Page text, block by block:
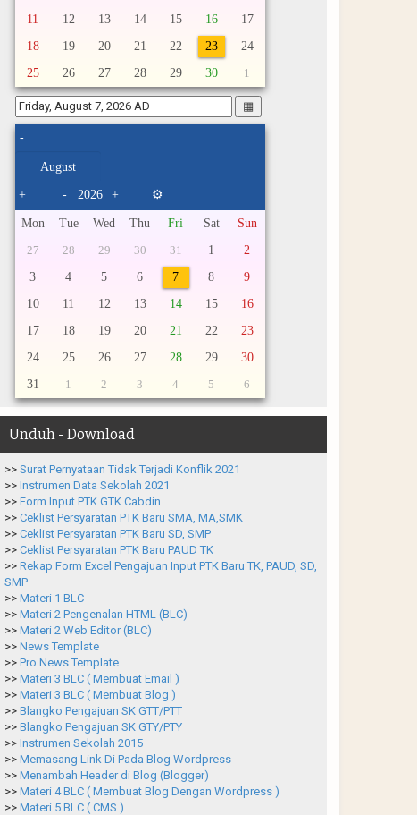
11
12 13 14 15 16
17
18
19 20 21 22 23
24
25
26 27 28 29 30 1
▦
-
+ - + ⚙
Mon Tue Wed Thu Fri Sat Sun
27 28 29 30 31 1
2
3
4 5 6 7 8
9
10
11 12 13 14 15
16
17
18 19 20 21 22
23
24
25 26 27 28 29
30
31
1 2 3 4 5 6
Unduh - Download
>> Surat Pernyataan Tidak Terjadi Konflik 2021
>> Instrumen Data Sekolah 2021
>> Form Input PTK GTK Cabdin
>> Ceklist Persyaratan PTK Baru SMA, MA,SMK
>> Ceklist Persyaratan PTK Baru SD, SMP
>> Ceklist Persyaratan PTK Baru PAUD TK
>> Rekap Form Excel Pengajuan Input PTK Baru TK, PAUD, SD,
SMP
>> Materi 1 BLC
>> Materi 2 Pengenalan HTML (BLC)
>> Materi 2 Web Editor (BLC)
>> News Template
>> Pro News Template
>> Materi 3 BLC ( Membuat Email )
>> Materi 3 BLC ( Membuat Blog )
>> Blangko Pengajuan SK GTT/PTT
>> Blangko Pengajuan SK GTY/PTY
>> Instrumen Sekolah 2015
>> Memasang Link Di Pada Blog Wordpress
>> Menambah Header di Blog (Blogger)
>> Materi 4 BLC ( Membuat Blog Dengan Wordpress )
>> Materi 5 BLC ( CMS )